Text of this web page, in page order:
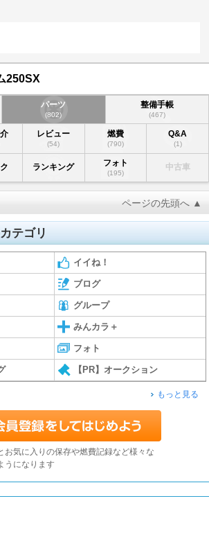
250SX
パーツ
(802)
整備手帳
(467)
レビュー
(54)
燃費
(790)
Q&A
(1)
ランキング フォト
(195)
中古車
ページの先頭へ ▲
テゴリ
イイね！
ブログ
グループ
みんカラ＋
フォト
【PR】オークション
もっと見る
お気に入りの保存や燃費記録など様々な
うになります